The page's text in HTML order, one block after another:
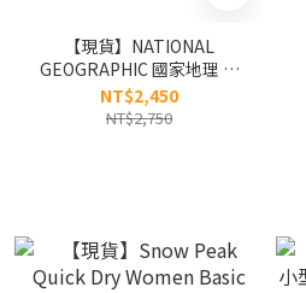
【現貨】NATIONAL
GEOGRAPHIC 國家地理 軍
事 側背包 可拆成一大一小側
背包 N265ACR170
NT$2,450
NT$2,750